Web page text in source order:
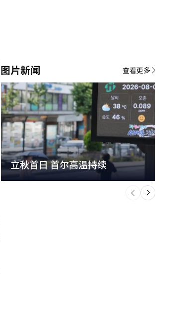
图片新闻
立秋首日 首尔高温持续
下
一
个
查看更多